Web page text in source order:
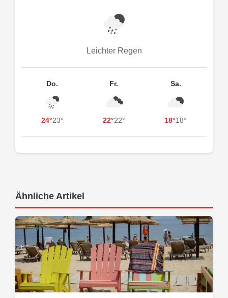
Leichter Regen
Do.
24°23°
Fr.
22°22°
Sa.
18°18°
Ähnliche Artikel